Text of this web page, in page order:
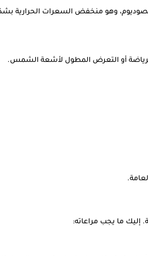
وهو منخفض السعرات الحرارية
الرياضة أو التعرض المطول لأشعة الشمس.
إليك ما يجب مراعاته: